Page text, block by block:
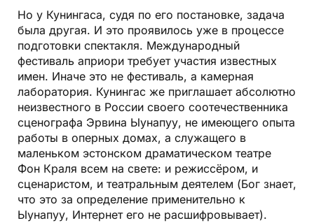
Но у Кунингаса, судя по его постановке, задача
была другая. И это проявилось уже в процессе
подготовки спектакля. Международный
фестиваль априори требует участия известных
имен. Иначе это не фестиваль, а камерная
лаборатория. Кунингас же приглашает абсолютно
неизвестного в России своего соотечественника
сценографа Эрвина Ыунапуу, не имеющего опыта
работы в оперных домах, а служащего в
маленьком эстонском драматическом театре
Фон Краля всем на свете: и режиссёром, и
сценаристом, и театральным деятелем (Бог знает,
что это за определение применительно к
Ыунапуу, Интернет его не расшифровывает).